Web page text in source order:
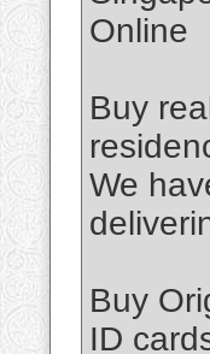
Online
Buy
We
Buy
ID